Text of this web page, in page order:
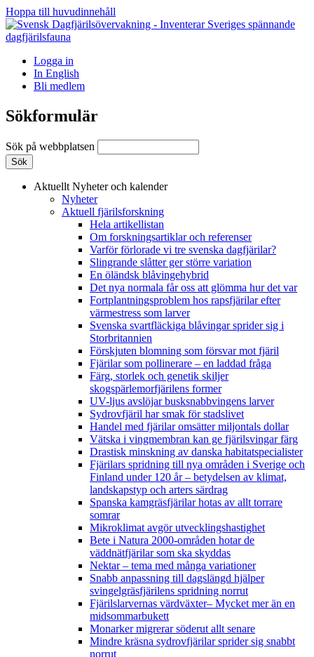
Hoppa till huvudinnehåll
Logga in
In English
Bli medlem
Sökformulär
Sök på webbplatsen
Aktuellt Nyheter och kalender
Nyheter
Aktuell fjärilsforskning
Hela artikellistan
Om forskningsartiklar och referenser
Varför förlorade vi tre svenska dagfjärilar?
Slingrande slåtter ger större variation
En öländsk blåvingehybrid
Det nya normala får oss att glömma hur det var
Fortplantningsproblem hos rapsfjärilar efter
värmestress som larver
Svenska svartfläckiga blåvingar sprider sig i
Storbritannien
Förskjuten blomning som försvar mot fjäril
Fjärilar som pollinerare – en laddad fråga
Färg, storlek och genetik skiljer
skogspärlemorfjärilens former
UV-ljus avslöjar busksnabbvingens larver
Sydrovfjäril har smak för stadslivet
Handel med fjärilar omsätter miljontals dollar
Vätska i vingmembran kan ge fjärilsvingar färg
Drastisk minskning av danska habitatspecialister
Fjärilars spridning till nya områden i Sverige och
Finland under 120 år– betydelsen av klimat,
landskapstyp och arters särdrag
Spanska kamgräsfjärilar hotas av allt torrare
somrar
Mikroklimat avgör utvecklingshastighet
Bete i Natura 2000-områden hotar de
väddnätfjärilar som ska skyddas
Nektar – tema med många variationer
Snabb anpassning till dagslängd hjälper
svingelgräsfjärilens spridning norrut
Fjärilslarvernas värdväxter– Mycket mer än en
midsommarbukett
Monarker migrerar söderut allt senare
Mindre kräsna sydrovfjärilar sprider sig snabbt
norrut